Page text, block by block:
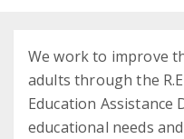
We work to improve
adults through the
Education Assistance
educational needs